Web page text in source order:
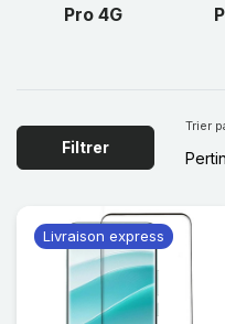
Pro 4G
Filtrer
Trier
Livraison express